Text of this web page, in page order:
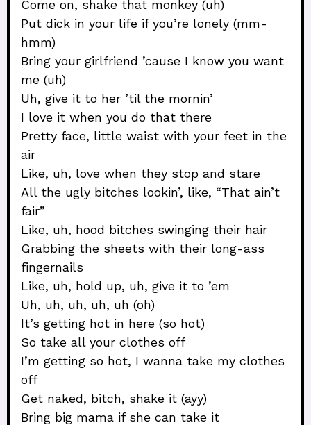
Come on, shake that monkey (uh)
Put dick in your life if you’re lonely (mm-
hmm)
Bring your girlfriend ’cause I know you want
me (uh)
Uh, give it to her ’til the mornin’
I love it when you do that there
Pretty face, little waist with your feet in the
air
Like, uh, love when they stop and stare
All the ugly bitches lookin’, like, “That ain’t
fair”
Like, uh, hood bitches swinging their hair
Grabbing the sheets with their long-ass
fingernails
Like, uh, hold up, uh, give it to ’em
Uh, uh, uh, uh, uh (oh)
It’s getting hot in here (so hot)
So take all your clothes off
I’m getting so hot, I wanna take my clothes
off
Get naked, bitch, shake it (ayy)
Bring big mama if she can take it